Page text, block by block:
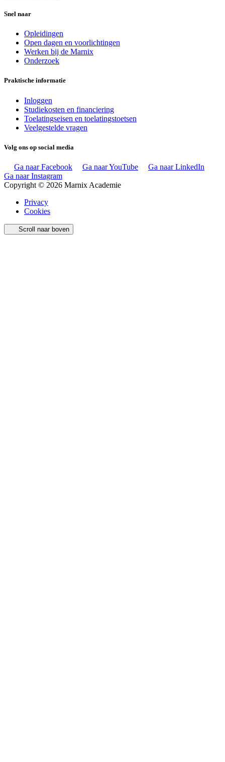
Snel naar
Opleidingen
Open dagen en voorlichtingen
Werken bij de Marnix
Onderzoek
Praktische informatie
Inloggen
Studiekosten en financiering
Toelatingseisen en toelatingstoetsen
Veelgestelde vragen
Volg ons op social media
Ga naar Facebook Ga naar YouTube
Ga naar LinkedIn
Ga naar Instagram
Copyright © 2026 Marnix Academie
Privacy
Cookies
Scroll naar boven